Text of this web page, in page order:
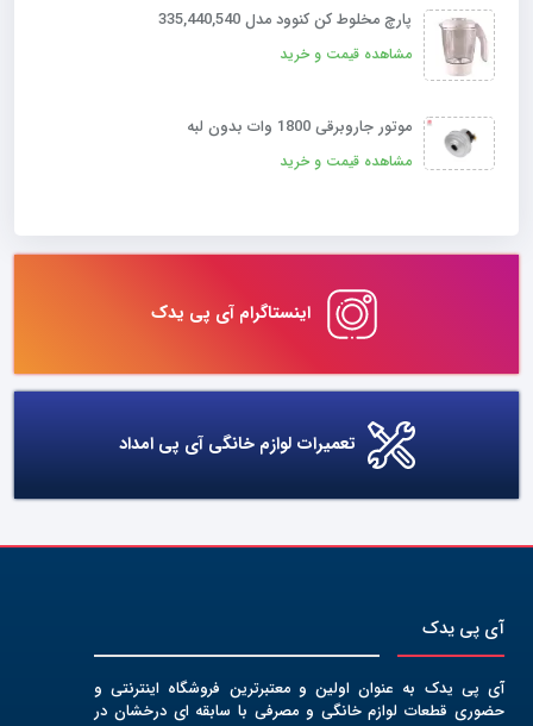
پارچ مخلوط کن کنوود مدل 335,440,540
مشاهده قیمت و خرید
موتور جاروبرقی 1800 وات بدون لبه
مشاهده قیمت و خرید
اینستاگرام آی پی یدک
تعمیرات لوازم خانگی آی پی امداد
آی پی یدک
آی پی یدک به عنوان اولین و معتبرترین فروشگاه اینترنتی و
حضوری قطعات لوازم خانگی و مصرفی با سابقه ای درخشان در